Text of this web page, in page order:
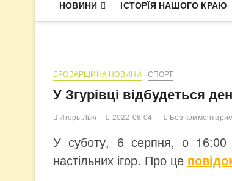
НОВИНИ ІСТОРЇЯ НАШОГО КРАЮ
БРОВАРЩИНА НОВИНИ СПОРТ
У Згурівці відбудеться
Игорь Лыч 2022-08-04 Без
У суботу, 6 серпня, о 16:00
настільних ігор. Про це